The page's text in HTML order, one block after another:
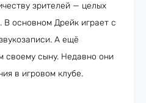
зрителей — целых
В основном Дрейк играет с
А ещё
своему сыну. Недавно они
в игровом клубе.